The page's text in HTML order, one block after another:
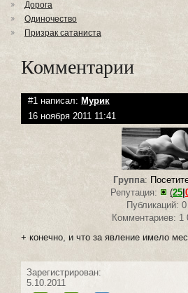
Дорога
Одиночество
Призрак сатаниста
Комментарии
#1 написал: Мурик
16 ноября 2011 11:41
Группа:
Репутация:
(25
Публикаций: 0
Комментариев: 1
+ конечно, и что за явление имело
Зарегистрирован:
5.10.2011